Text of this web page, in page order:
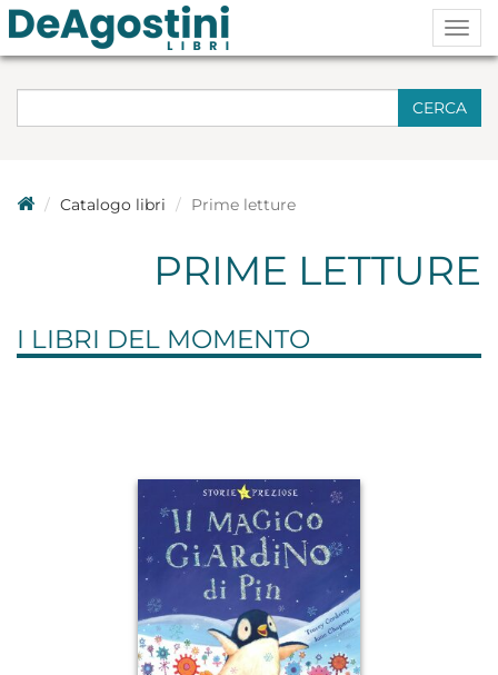
CERCA
Catalogo libri Prime letture
PRIME LETTURE
I LIBRI DEL MOMENTO